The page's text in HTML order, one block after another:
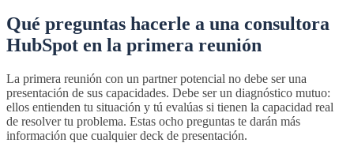
Qué preguntas hacerle a una consultora
HubSpot en la primera reunión
La primera reunión con un partner potencial no debe ser una
presentación de sus capacidades. Debe ser un diagnóstico mutuo:
ellos entienden tu situación y tú evalúas si tienen la capacidad real
de resolver tu problema. Estas ocho preguntas te darán más
información que cualquier deck de presentación.